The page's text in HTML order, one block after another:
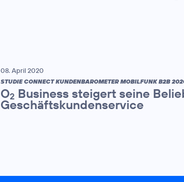
08. April 2020
STUDIE CONNECT KUNDENBAROMETER MOBILFUNK B2B
O2 Business steigert seine
Geschäftskundenservice